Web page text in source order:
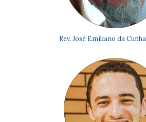
Rev. José Emiliano da Cunha